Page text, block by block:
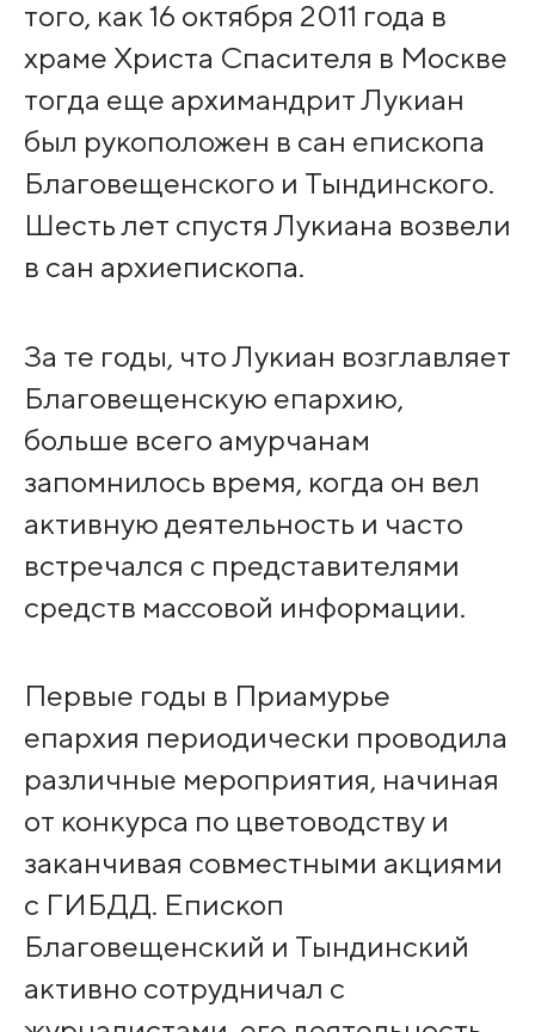
того, как 16 октября 2011 года в
храме Христа Спасителя в Москве
тогда еще архимандрит Лукиан
был рукоположен в сан епископа
Благовещенского и Тындинского.
Шесть лет спустя Лукиана возвели
в сан архиепископа.
За те годы, что Лукиан возглавляет
Благовещенскую епархию,
больше всего амурчанам
запомнилось время, когда он вел
активную деятельность и часто
встречался с представителями
средств массовой информации.
Первые годы в Приамурье
епархия периодически проводила
различные мероприятия, начиная
от конкурса по цветоводству и
заканчивая совместными акциями
с ГИБДД. Епископ
Благовещенский и Тындинский
активно сотрудничал с